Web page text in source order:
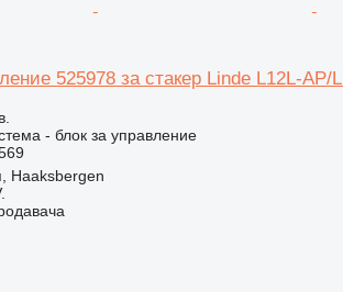
525978 за стакер Linde L12L-AP/
- блок за управление
Haaksbergen